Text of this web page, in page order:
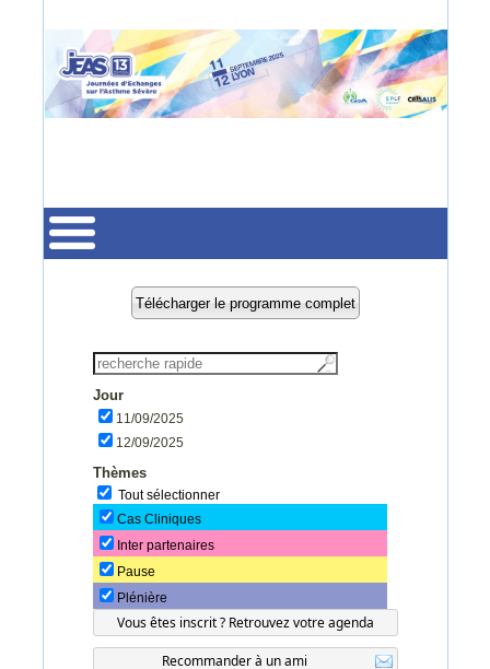
Jour
11/09/2025
12/09/2025
Thèmes
Tout sélectionner
Cas Cliniques
Inter partenaires
Pause
Plénière